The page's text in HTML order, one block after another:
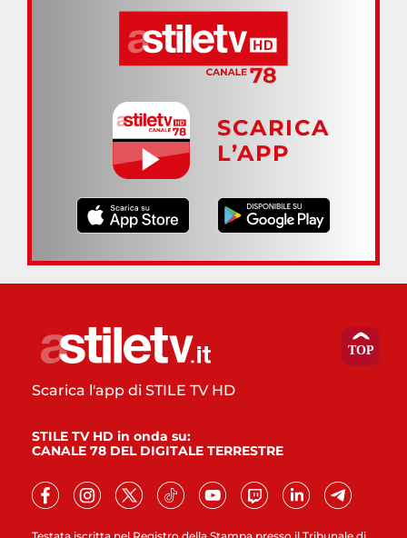
SCARICA
L’APP
Scarica l'app di STILE TV HD
STILE TV HD in onda su:
CANALE 78 DEL DIGITALE TERRESTRE